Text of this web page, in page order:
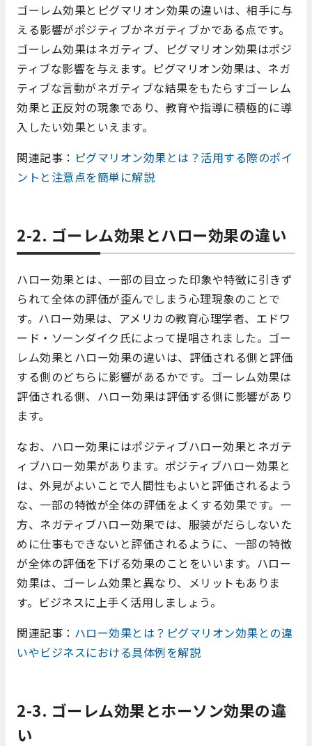
ゴーレム効果とピグマリオン効果の違いは、相手に与
える影響がポジティブかネガティブかである点です。
ゴーレム効果はネガティブ、ピグマリオン効果はポジ
ティブな影響を与えます。ピグマリオン効果は、ネガ
ティブな言動がネガティブな結果をもたらすゴーレム
効果と正反対の現象であり、教育や指導に積極的に導
入したい効果といえます。
関連記事： ピグマリオン効果とは？活用する際のポイ
ントと注意点を簡単に解説
2-2. ゴーレム効果とハロー効果の違い
ハロー効果とは、一部の目立った印象や特徴に引きず
られて全体の評価が歪んでしまう心理現象のことで
す。ハロー効果は、アメリカの教育心理学者、エドワ
ード・ソーンダイク氏によって提唱されました。ゴー
レム効果とハロー効果の違いは、評価される側と評価
する側のどちらに影響があるかです。ゴーレム効果は
評価される側、ハロー効果は評価する側に影響があり
ます。
なお、ハロー効果にはポジティブハロー効果とネガテ
ィブハロー効果があります。ポジティブハロー効果と
は、外見がよいことで人間性もよいと評価されるよう
な、一部の特徴が全体の評価をよくする効果です。一
方、ネガティブハロー効果では、服装がだらしないた
めに仕事もできないと評価されるように、一部の特徴
が全体の評価を下げる効果のことをいいます。ハロー
効果は、ゴーレム効果と異なり、メリットもありま
す。ビジネスに上手く活用しましょう。
関連記事： ハロー効果とは？ピグマリオン効果との違
いやビジネスにおける具体例を解説
2-3. ゴーレム効果とホーソン効果の違
い